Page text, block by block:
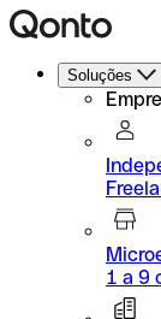
Soluções
1 a 9